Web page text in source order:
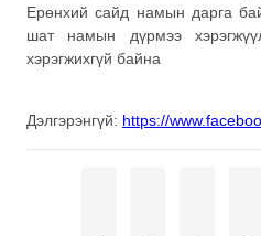
Ерөнхий сайд намын дарга
шат намын дүрмээ
хэрэгжихгүй байна
Дэлгэрэнгүй: https://